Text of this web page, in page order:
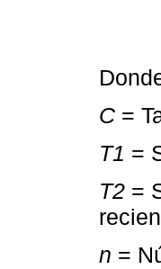
C =
T1 =
T2 =
n =